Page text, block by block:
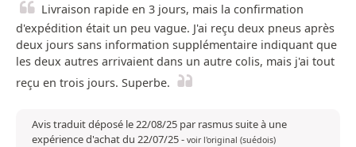
Livraison rapide en 3 jours, mais la confirmation
d'expédition était un peu vague. J'ai reçu deux pneus après
deux jours sans information supplémentaire indiquant que
les deux autres arrivaient dans un autre colis, mais j'ai tout
reçu en trois jours. Superbe.
Avis traduit déposé le 22/08/25 par rasmus suite à une
expérience d'achat du 22/07/25- voir l'original (suédois)